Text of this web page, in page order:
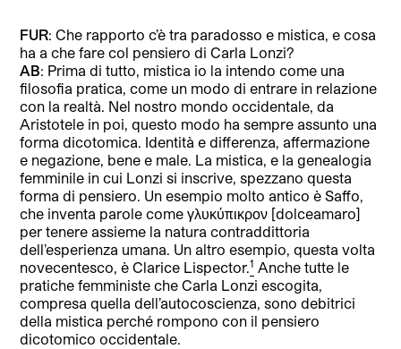
FUR: Che rapporto c’è tra paradosso e mistica, e cosa
ha a che fare col pensiero di Carla Lonzi?
AB: Prima di tutto, mistica io la intendo come una
filosofia pratica, come un modo di entrare in relazione
con la realtà. Nel nostro mondo occidentale, da
Aristotele in poi, questo modo ha sempre assunto una
forma dicotomica. Identità e differenza, affermazione
e negazione, bene e male. La mistica, e la genealogia
femminile in cui Lonzi si inscrive, spezzano questa
forma di pensiero. Un esempio molto antico è Saffo,
che inventa parole come γλυκύπικρον [dolceamaro]
per tenere assieme la natura contraddittoria
dell’esperienza umana. Un altro esempio, questa volta
novecentesco, è Clarice Lispector.1 Anche tutte le
pratiche femministe che Carla Lonzi escogita,
compresa quella dell’autocoscienza, sono debitrici
della mistica perché rompono con il pensiero
dicotomico occidentale.